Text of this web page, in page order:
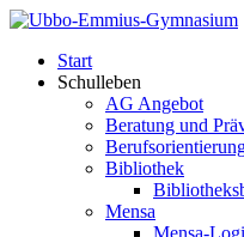
Start
Schulleben
AG Angebot
Beratung und
Bibliothek
Mensa
Mensa-